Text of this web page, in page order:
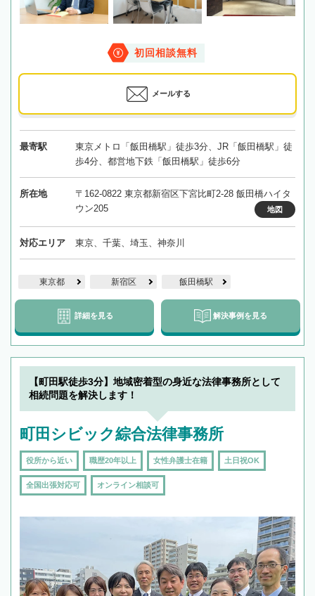
初回相談無料
メールする
最寄駅
東京メトロ「飯田橋駅」徒歩3分、JR「飯田橋駅」徒
歩4分、都営地下鉄「飯田橋駅」徒歩6分
所在地
〒162-0822 東京都新宿区下宮比町2-28 飯田橋ハイタ
ウン205
地図
対応エリア 東京、千葉、埼玉、神奈川
東京都 新宿区 飯田橋駅
詳細を見る 解決事例を見る
【町田駅徒歩3分】地域密着型の身近な法律事務所として
相続問題を解決します！
町田シビック綜合法律事務所
役所から近い 職歴20年以上 女性弁護士在籍 土日祝OK
全国出張対応可 オンライン相談可